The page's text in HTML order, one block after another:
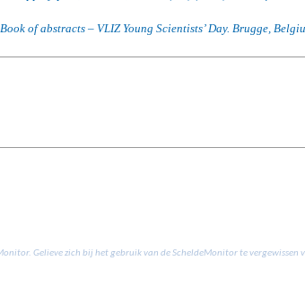
Book of abstracts – VLIZ Young Scientists’ Day. Brugge,
Gelieve zich bij het gebruik van de ScheldeMonitor te vergewissen